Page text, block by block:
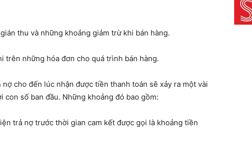
thu và những khoảng giảm trừ khi bán hàng.
trên những hóa đơn cho quá trình bán hàng.
cho đến lúc nhận được tiền thanh toán sẽ xảy ra một vài
số ban đầu. Những khoảng đó bao gồm:
trả nợ trước thời gian cam kết được gọi là khoảng tiền